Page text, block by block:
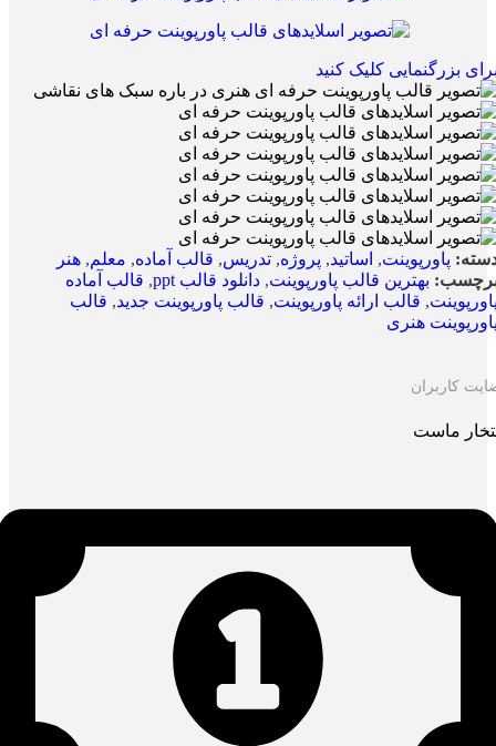
بزرگنمایی کلیک کنید
پاورپوینت, اساتید, پروژه, تدریس, قالب آماده, معلم, هنر
بهترین قالب پاورپوینت, دانلود قالب ppt , قالب آماده
, قالب ارائه پاورپوینت, قالب پاورپوینت جدید, قالب
هنری
کاربران
ماست